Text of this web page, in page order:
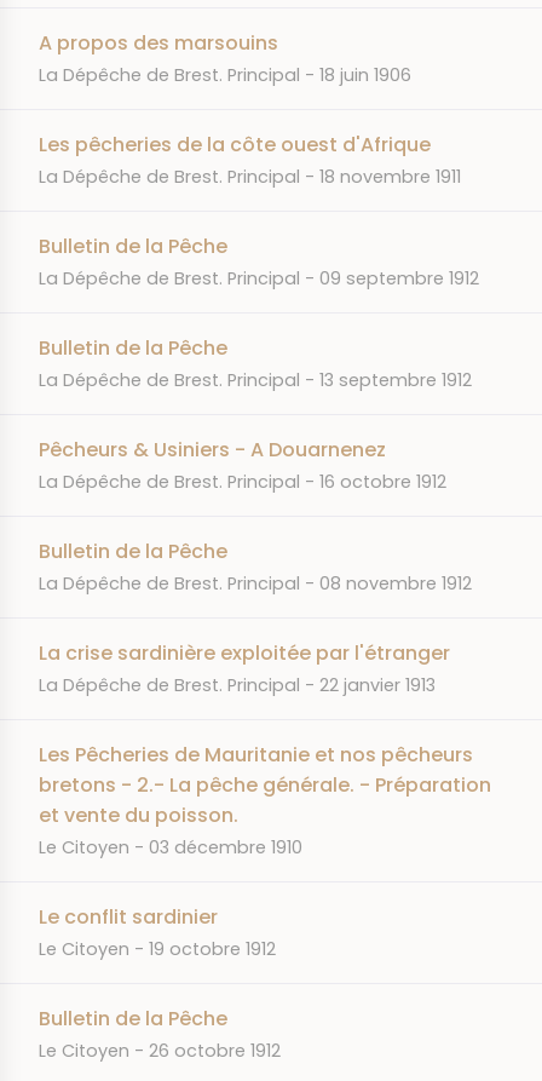
A propos des marsouins
JOURNAL
La Dépêche de Brest. Principal DATE
18 juin 1906
Les pêcheries de la côte ouest d'Afrique
JOURNAL
La Dépêche de Brest. Principal DATE
18 novembre 1911
Bulletin de la Pêche
JOURNAL
La Dépêche de Brest. Principal DATE
09 septembre 1912
Bulletin de la Pêche
JOURNAL
La Dépêche de Brest. Principal DATE
13 septembre 1912
Pêcheurs & Usiniers - A Douarnenez
JOURNAL
La Dépêche de Brest. Principal DATE
16 octobre 1912
Bulletin de la Pêche
JOURNAL
La Dépêche de Brest. Principal DATE
08 novembre 1912
La crise sardinière exploitée par l'étranger
JOURNAL
La Dépêche de Brest. Principal DATE
22 janvier 1913
Les Pêcheries de Mauritanie et nos pêcheurs
bretons - 2.- La pêche générale. - Préparation
et vente du poisson.
JOURNAL
Le Citoyen DATE
03 décembre 1910
Le conflit sardinier
JOURNAL
Le Citoyen DATE
19 octobre 1912
Bulletin de la Pêche
JOURNAL
Le Citoyen DATE
26 octobre 1912